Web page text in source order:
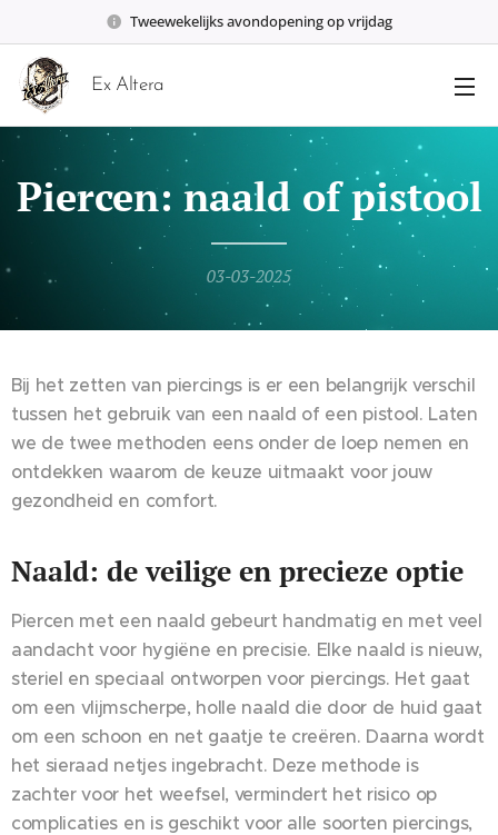
Tweewekelijks avondopening op vrijdag
Ex Altera
Piercen: naald of pistool
03-03-2025
Bij het zetten van piercings is er een belangrijk verschil
tussen het gebruik van een naald of een pistool. Laten
we de twee methoden eens onder de loep nemen en
ontdekken waarom de keuze uitmaakt voor jouw
gezondheid en comfort.
Naald: de veilige en precieze optie
Piercen met een naald gebeurt handmatig en met veel
aandacht voor hygiëne en precisie. Elke naald is nieuw,
steriel en speciaal ontworpen voor piercings. Het gaat
om een vlijmscherpe, holle naald die door de huid gaat
om een schoon en net gaatje te creëren. Daarna wordt
het sieraad netjes ingebracht. Deze methode is
zachter voor het weefsel, vermindert het risico op
complicaties en is geschikt voor alle soorten piercings,